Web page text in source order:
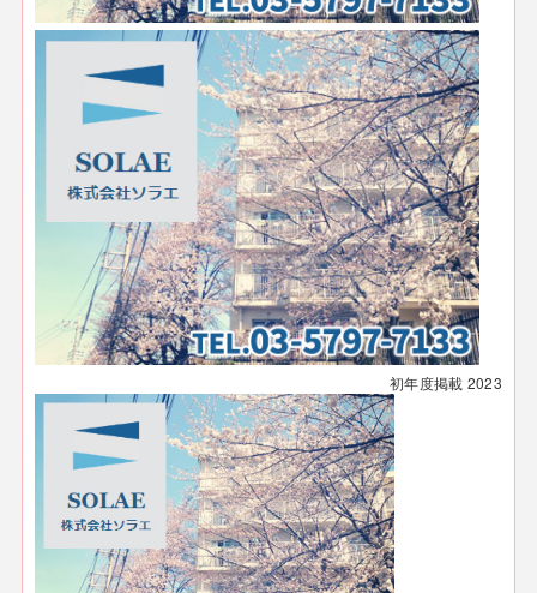
初年度掲載 2023